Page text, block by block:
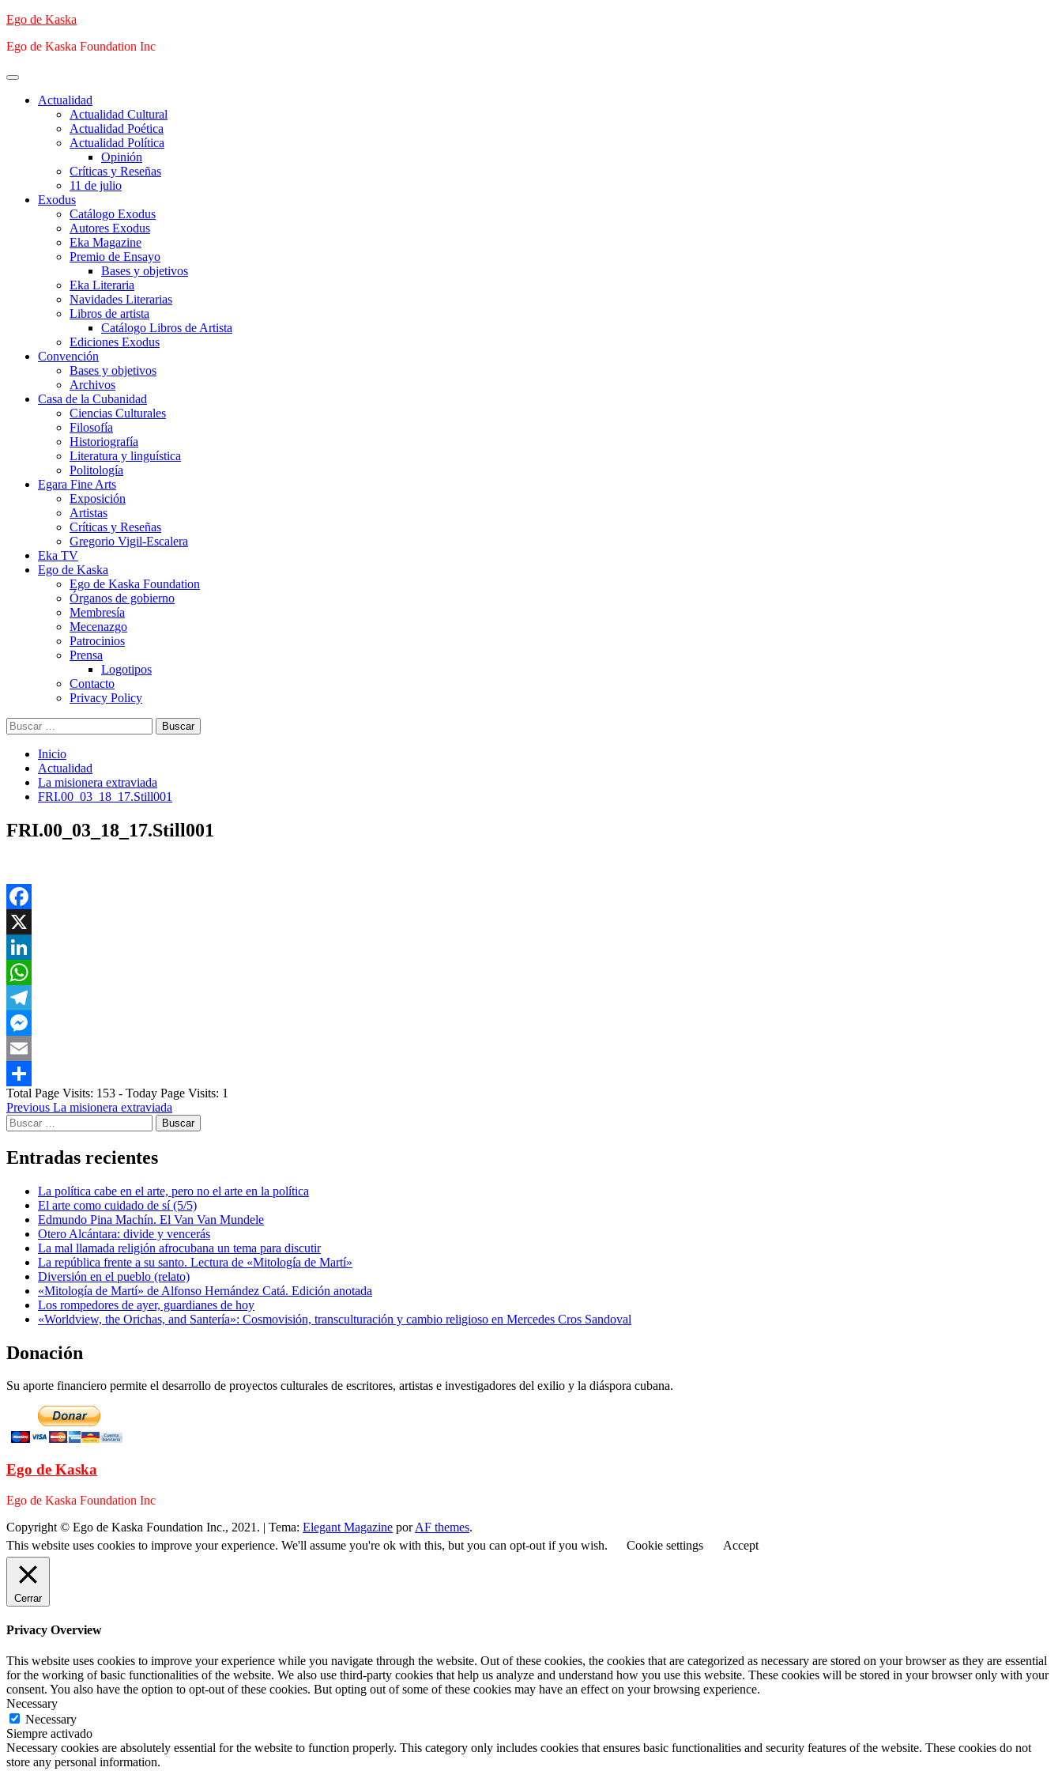
Saltar
contenido
Ego de Kaska
Ego de Kaska Foundation Inc
Menú
principalActualidad
Actualidad Cultural
Actualidad Poética
Actualidad Política
Opinión
Críticas y Reseñas
11 de julio
Exodus
Catálogo Exodus
Autores Exodus
Eka Magazine
Premio de Ensayo
Bases y objetivos
Eka Literaria
Navidades Literarias
Libros de artista
Catálogo Libros de Artista
Ediciones Exodus
Convención
Bases y objetivos
Archivos
Casa de la Cubanidad
Ciencias Culturales
Filosofía
Historiografía
Literatura y linguística
Politología
Egara Fine Arts
Exposición
Artistas
Críticas y Reseñas
Gregorio Vigil-Escalera
Eka TV
Ego de Kaska
Ego de Kaska Foundation
Órganos de gobierno
Membresía
Mecenazgo
Patrocinios
Prensa
Logotipos
Contacto
Privacy Policy
Buscar:
Inicio
Actualidad
La misionera extraviada
FRI.00_03_18_17.Still001
FRI.00_03_18_17.Still001
Facebook
X
LinkedIn
WhatsApp
Telegram
Messenger
Email
Compartir
Total Page Visits: 153 - Today Page Visits: 1
Post
navigation
Previous La misionera extraviada
Buscar:
Entradas recientes
La política cabe en el arte, pero no el arte en la política
El arte como cuidado de sí (5/5)
Edmundo Pina Machín. El Van Van Mundele
Otero Alcántara: divide y vencerás
La mal llamada religión afrocubana un tema para discutir
La república frente a su santo. Lectura de «Mitología de Martí»
Diversión en el pueblo (relato)
«Mitología de Martí» de Alfonso Hernández Catá. Edición anotada
Los rompedores de ayer, guardianes de hoy
«Worldview, the Orichas, and Santería»: Cosmovisión, transculturación y cambio religioso en Mercedes Cros Sandoval
Donación
Su aporte financiero permite el desarrollo de proyectos culturales de escritores, artistas e investigadores del exilio y la diáspora cubana.
Ego de Kaska
Ego de Kaska Foundation Inc
Copyright © Ego de Kaska Foundation Inc., 2021. | Tema: Elegant Magazine porAF themes.
This website uses cookies to improve your experience. We'll assume you're ok with this, but you can opt-out if you wish.
Cookie settings Accept
Cerrar
Privacy Overview
This website uses cookies to improve your experience while you navigate through the website. Out of these cookies, the cookies that are categorized as necessary are stored on your browser as they are essential
for the working of basic functionalities of the website. We also use third-party cookies that help us analyze and understand how you use this website. These cookies will be stored in your browser only with your
consent. You also have the option to opt-out of these cookies. But opting out of some of these cookies may have an effect on your browsing experience.
Necessary
Necessary
Siempre activado
Necessary cookies are absolutely essential for the website to function properly. This category only includes cookies that ensures basic functionalities and security features of the website. These cookies do not
store any personal information.